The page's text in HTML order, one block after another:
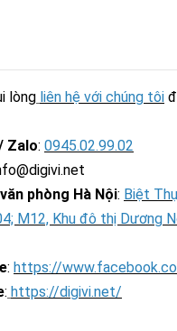
lòng liên hệ với chúng tôi
Zalo: 0945.02.99.02
phòng Hà Nội: Biệt
M12, Khu đô thị Dương
: https://
: https://digivi.net/